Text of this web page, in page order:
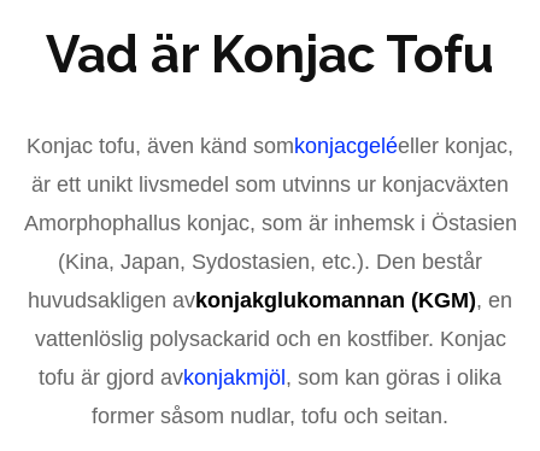
Vad är Konjac Tofu
Konjac tofu, även känd somkonjacgeléeller konjac,
är ett unikt livsmedel som utvinns ur konjacväxten
Amorphophallus konjac, som är inhemsk i Östasien
(Kina, Japan, Sydostasien, etc.). Den består
huvudsakligen avkonjakglukomannan (KGM), en
vattenlöslig polysackarid och en kostfiber. Konjac
tofu är gjord avkonjakmjöl, som kan göras i olika
former såsom nudlar, tofu och seitan.